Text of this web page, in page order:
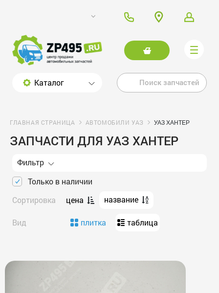
Каталог
ГЛАВНАЯ СТРАНИЦА АВТОМОБИЛИ УАЗ УАЗ ХАНТЕР
ЗАПЧАСТИ ДЛЯ УАЗ ХАНТЕР
Фильтр
Только в наличии
Сортировка
цена название
Вид плитка таблица